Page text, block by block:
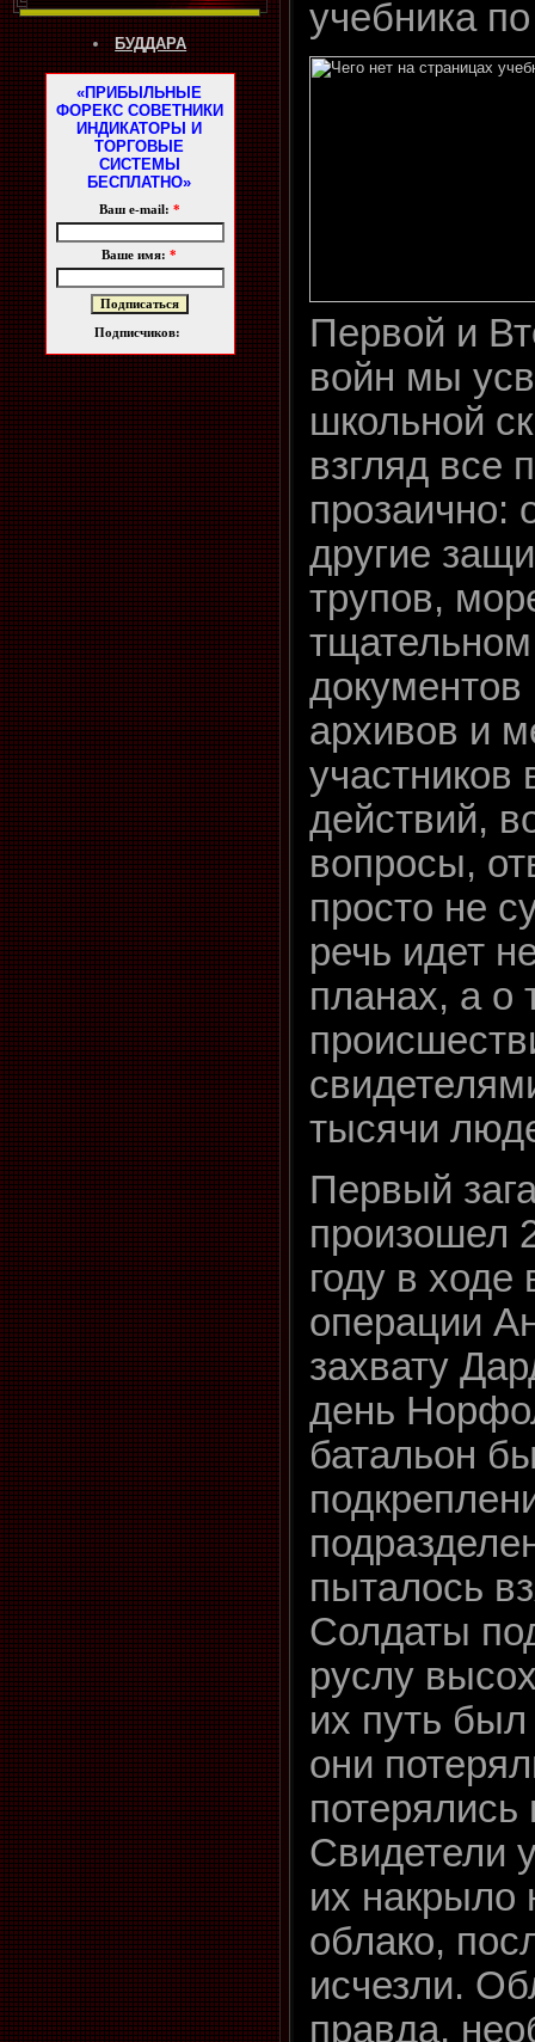
БУДДАРА
«ПРИБЫЛЬНЫЕ
ФОРЕКС СОВЕТНИКИ
ИНДИКАТОРЫ И
ТОРГОВЫЕ
СИСТЕМЫ
БЕСПЛАТНО»
Ваш e-mail: *
Ваше имя:*
Подписчиков:
учебника
Первой и
войн мы
школьной
взгляд все
прозаично:
другие
трупов,
документов
архивов и
участников
действий,
вопросы,
просто не
речь идет
планах, а о
тысячи
Первый
произошел
году в ходе
операции
захвату
день
батальон
пыталось
Солдаты
руслу
их путь был
они
Свидетели
их накрыло
облако,
исчезли.
правда,